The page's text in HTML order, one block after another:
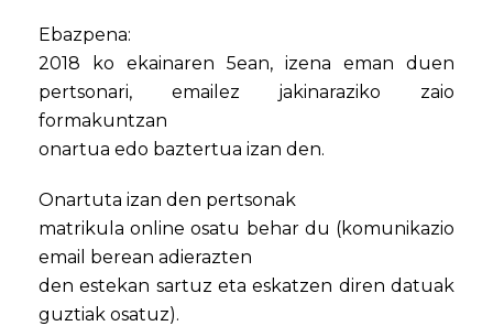
Ebazpena:
2018 ko ekainaren 5ean, izena eman duen
pertsonari, emailez jakinaraziko zaio
formakuntzan
onartua edo baztertua izan den.
Onartuta izan den pertsonak
matrikula online osatu behar du (komunikazio
email berean adierazten
den estekan sartuz eta eskatzen diren datuak
guztiak osatuz).